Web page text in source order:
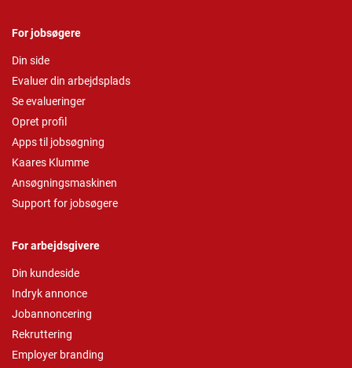
For jobsøgere
Din side
Evaluer din arbejdsplads
Se evalueringer
Opret profil
Apps til jobsøgning
Kaares Klumme
Ansøgningsmaskinen
Support for jobsøgere
For arbejdsgivere
Din kundeside
Indryk annonce
Jobannoncering
Rekruttering
Employer branding